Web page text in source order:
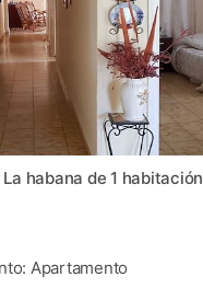
habana de 1 habitación
Apartamento